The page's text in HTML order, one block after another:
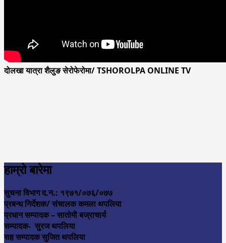
दोलखा यात्रा शैलुङ सेरोफेरोमा/ TSHOROLPA ONLINE TV
हाम्रो बारेमा
सुचना विभाग द.न.: १९७१/०७६/०७७
प्रबन्ध निर्देशक/ संचालक कमला थपलिया
प्रधान सम्पादक – सातोमी बज्राचार्य
सम्पादक- सुरज थपलिया
सह सम्पादक सुजित थपलिया